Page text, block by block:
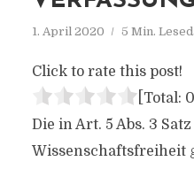
1. April 2020 5 Min.
Click to rate this post!
[Total: 0
Die in Art. 5 Abs. 3
Wissenschaftsfreiheit